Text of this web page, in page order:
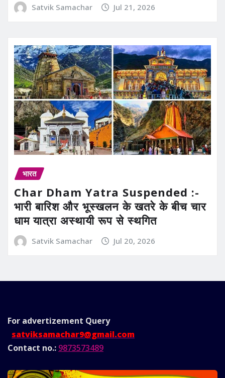
Satvik Samachar Jul 21, 2026
भारत
Char Dham Yatra Suspended :-
भारी बारिश और भूस्खलन के खतरे के बीच चार
धाम यात्रा अस्थायी रूप से स्थगित
Satvik Samachar Jul 20, 2026
For advertizement Query
satviksamachar9@gmail.com
Contact no.: 9873573489